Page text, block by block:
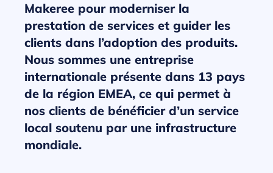
Makeree pour moderniser la
prestation de services et guider les
clients dans l’adoption des produits.
Nous sommes une entreprise
internationale présente dans 13 pays
de la région EMEA, ce qui permet à
nos clients de bénéficier d’un service
local soutenu par une infrastructure
mondiale.